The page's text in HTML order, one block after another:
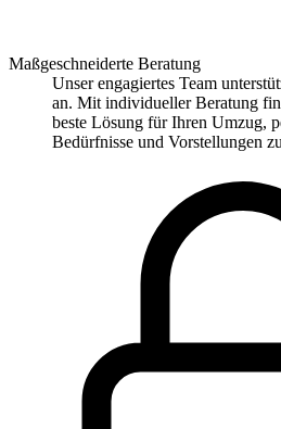
Maßgeschneiderte Beratung
Unser engagiertes Team
an. Mit individueller Beratung
beste Lösung für Ihren Umzug,
Bedürfnisse und Vorstellungen